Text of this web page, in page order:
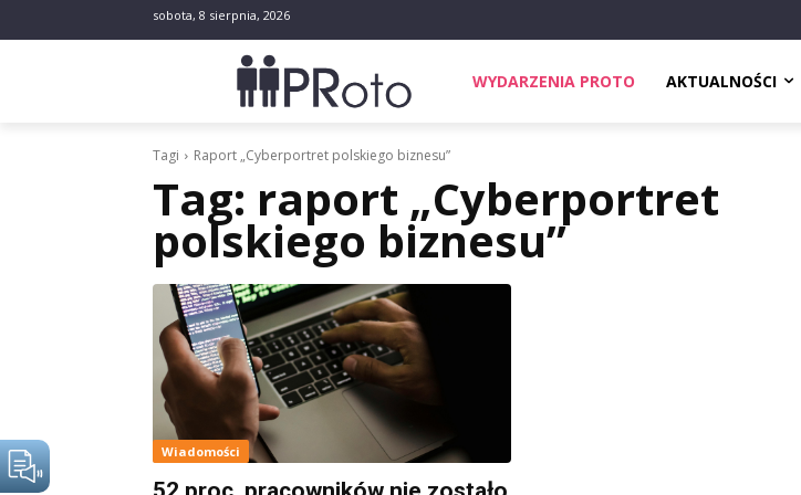
sobota, 8 sierpnia, 2026
WYDARZENIA PROTO AKTUALNOŚCI
Tagi Raport „Cyberportret polskiego biznesu”
Tag: raport „Cyberportret
polskiego biznesu”
Wiadomości